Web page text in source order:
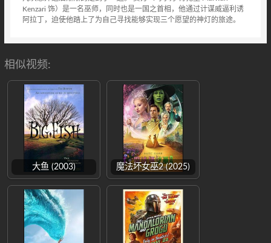
Kenzari 饰）是一名巫师，同时也是一国之首相，他通过计谋威逼利诱
阿拉丁，迫使他踏上了为自己寻找能够实现三个愿望的神灯的旅途。
相似视频:
大鱼 (2003) 魔法坏女巫2 (2025)